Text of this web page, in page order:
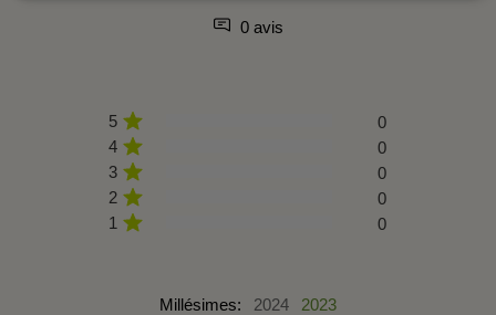
0 avis
5
0
4
0
3
0
2
0
1
0
Millésimes: 2024 2023